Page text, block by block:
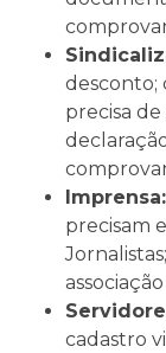
desconto;
precisa
Imprensa:
precisam
cadastro